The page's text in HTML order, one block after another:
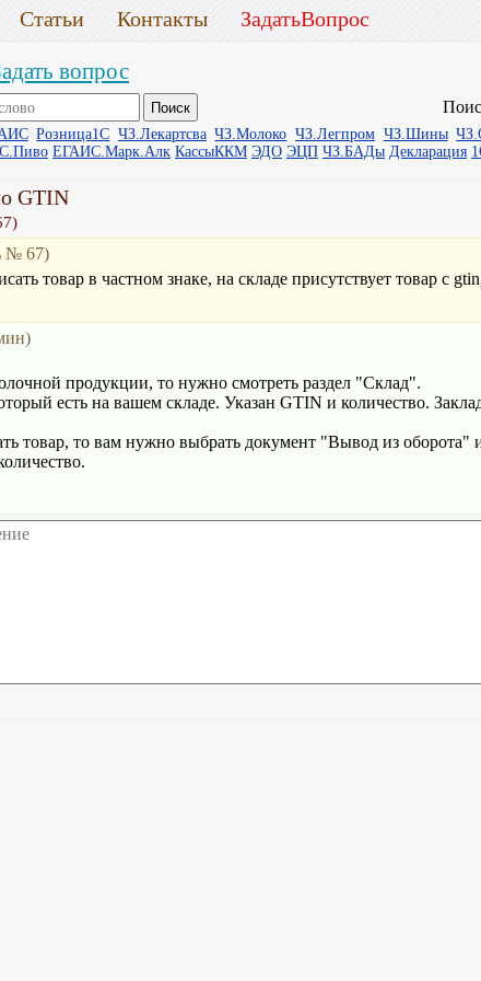
Статьи Контакты ЗадатьВопрос
вопрос
Розница1С ЧЗ.Лекартсва ЧЗ.Молоко ЧЗ.Легпром ЧЗ.Шины
ЕГАИС.Марк.Алк КассыККМ ЭДО ЭЦП ЧЗ.БАДы Декларация
GTIN
№ 67)
товар в частном знаке, на складе присутствует товар с
продукции, то нужно смотреть раздел "Склад".
есть на вашем складе. Указан GTIN и количество.
товар, то вам нужно выбрать документ "Вывод из оборота"